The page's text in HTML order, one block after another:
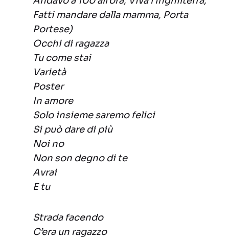
Fatti mandare dalla mamma, Porta
Portese)
Occhi di ragazza
Tu come stai
Varietà
Poster
In amore
Solo insieme saremo felici
Si può dare di più
Noi no
Non son degno di te
Avrai
E tu
Strada facendo
C’era un ragazzo